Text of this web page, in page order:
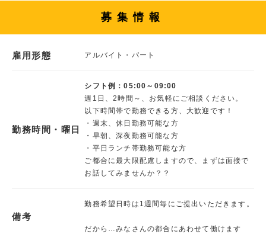
募集情報
雇用形態 アルバイト・パート
勤務時間・曜日
シフト例：05:00～09:00
週1日、2時間～、お気軽にご相談ください。
以下時間帯で勤務できる方、大歓迎です！
・週末、休日勤務可能な方
・早朝、深夜勤務可能な方
・平日ランチ帯勤務可能な方
ご都合に最大限配慮しますので、まずは面接で
お話してみませんか？？
備考
勤務希望日時は1週間毎にご提出いただきます。
だから…みなさんの都合にあわせて働けます